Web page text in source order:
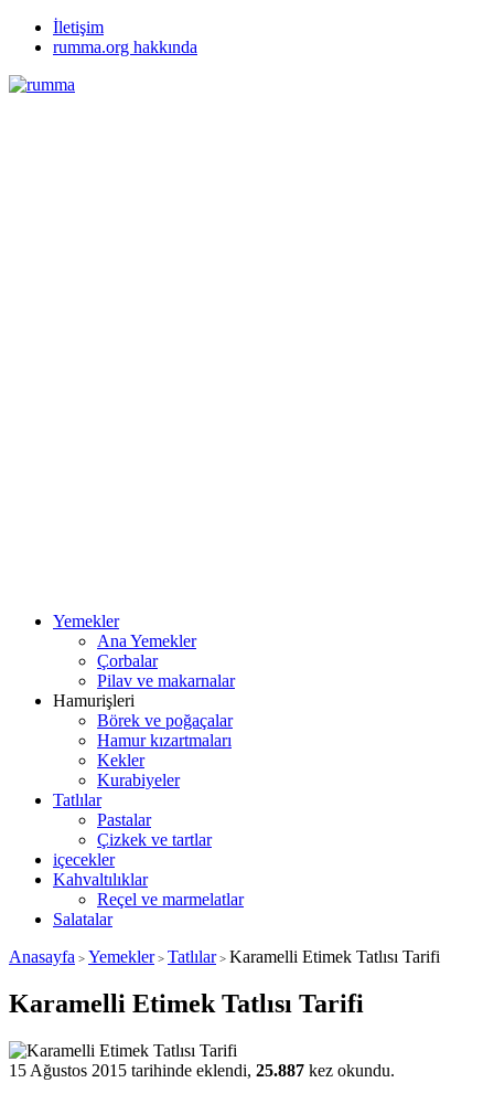
İletişim
rumma.org hakkında
Yemekler
Ana Yemekler
Çorbalar
Pilav ve makarnalar
Hamurişleri
Börek ve poğaçalar
Hamur kızartmaları
Kekler
Kurabiyeler
Tatlılar
Pastalar
Çizkek ve tartlar
içecekler
Kahvaltılıklar
Reçel ve marmelatlar
Salatalar
Anasayfa > Yemekler> Tatlılar> Karamelli Etimek Tatlısı Tarifi
Karamelli Etimek Tatlısı Tarifi
15 Ağustos 2015 tarihinde eklendi, 25.887 kez okundu.